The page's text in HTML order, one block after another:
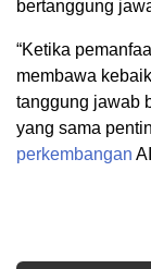
bertanggung
“Ketika
membawa
tanggung jawab
yang sama
perkembangan